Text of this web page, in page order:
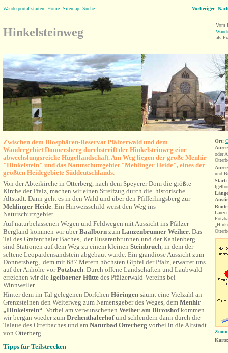
Wanderportal starten Home Sitemap Suche Vorheriger
Hinkelsteinweg
Vom
als
Zwischen dem Biosphären-Reservat Pfälzerwald und dem
Wandergebiet Donnersberg durchstreift der Hinkelsteinweg eine
abwechslungsreiche Hügellandschaft. Am Weg liegen der große Menhir
"Hinkelstein" und das Naturschutzgebiet "Mehlinger Heide", eines der
größten Heidegebiete Süddeutschlands.
Von der Abteikirche in Otterberg, nach dem Speyerer Dom die größte
Kirche der Pfalz, machen wir einen Streifzug durch die historische
Altstadt. Dann geht es in den Wald und über den Pfifferlingsberg zur
Mehlinger Heide. Ein Hinweisschild weist den Weg ins
Naturschutzgebiet.
Auf naturbelassenen Wegen und Feldwegen mit Aussicht ins Pfälzer
Bergland kommen wir überBaalborn zum Lanzenbrunner Weiher. Das
Tal des Grafenthaler Baches, der Husarenbrunnen und derKahlenberg
sind Stationen auf dem Weg zu einem kleinen Steinbruch, in dem der
seltene Leopardensandstein abgebaut wurde. Ein grandiose Aussicht zum
Donnersberg, dem mit 687 Metern höchsten Gipfel der Pfalz, erwartet uns
auf der Anhöhe vorPotzbach. Durch offene Landschaften und Laubwald
erreichen wir die Igelborner Hütte des Pfälzerwald-Vereins bei
Winnweiler.
Hinter dem im Tal gelegenen Dörfchen Höringen säumt eine Vielzahl an
Grenzsteinen den Weiterweg zum Namensgeber des Weges, dem Menhir
„Hinkelstein“. Vorbei am verwunschenen Weiher am Birotshofkommen
wir bergan wieder zum Drehenthalerhofund schlendern dann durch die
Talaue des Otterbaches und am Naturbad Otterberg vorbei in die Altstadt
von Otterberg.
Tipps für Teilstrecken
Ort:
oder
und
Start:
Zoom
Karte: